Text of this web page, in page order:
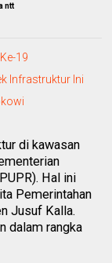
ntt
19
Infrastruktur Ini
di kawasan
Hal ini
Pemerintahan
Jusuf Kalla.
dalam rangka